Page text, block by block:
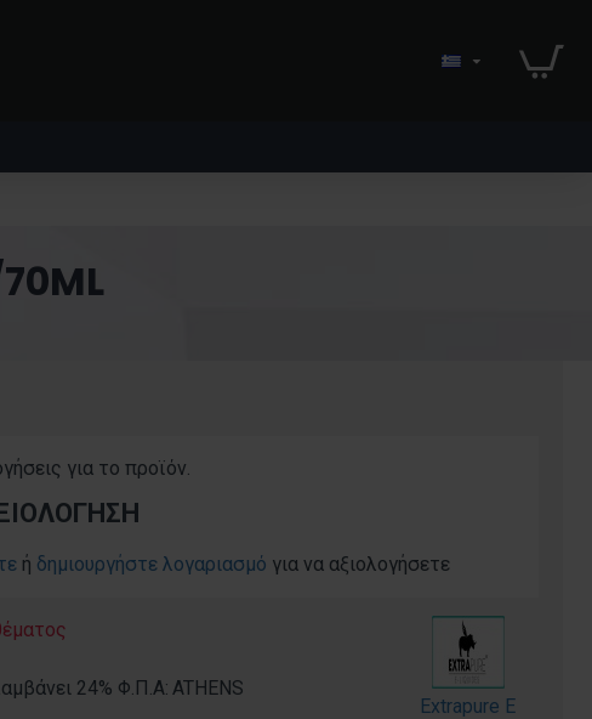
για το προϊόν.
ή δημιουργήστε λογαριασμό για να αξιολογήσετε
24% Φ.Π.Α: ATHENS
Extrapure E